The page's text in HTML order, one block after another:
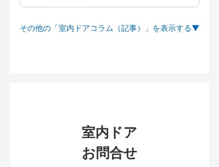
その他の「室内ドアコラム（記事）」を
室内ドア
お問合せ